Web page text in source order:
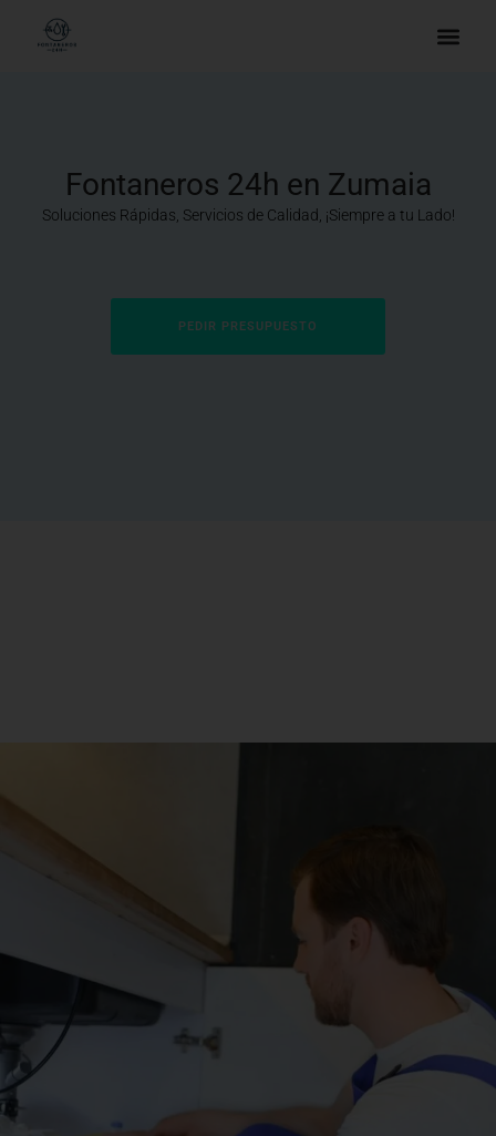
Fontaneros 24h en Zumaia
Soluciones Rápidas, Servicios de Calidad, ¡Siempre a tu Lado!
PEDIR PRESUPUESTO